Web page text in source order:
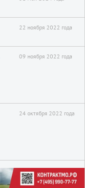
22 ноября 2022 года
09 ноября 2022 года
24 октября 2022 года